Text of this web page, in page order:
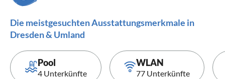
Die meistgesuchten Ausstattungsmerkmale in
Dresden & Umland
Pool
4 Unterkünfte
WLAN
77 Unterkünfte